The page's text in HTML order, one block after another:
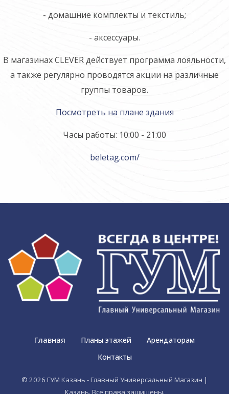
- домашние комплекты и текстиль;
- аксессуары.
В магазинах CLEVER действует программа лояльности,
а также регулярно проводятся акции на различные
группы товаров.
Посмотреть на плане здания
Часы работы: 10:00 - 21:00
beletag.com/
Главная Планы этажей
Арендаторам
Контакты
© 2026 ГУМ Казань - Главный Универсальный Магазин |
Казань. Все права защищены.